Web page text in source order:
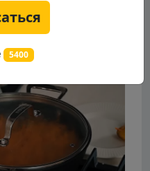
5400